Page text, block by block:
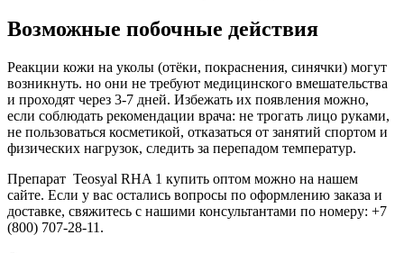
Возможные побочные действия
Реакции кожи на уколы (отёки, покраснения, синячки) могут
возникнуть. но они не требуют медицинского вмешательства
и проходят через 3-7 дней. Избежать их появления можно,
если соблюдать рекомендации врача: не трогать лицо руками,
не пользоваться косметикой, отказаться от занятий спортом и
физических нагрузок, следить за перепадом температур.
Препарат Teosyal RHA 1 купить оптом можно на нашем
сайте. Если у вас остались вопросы по оформлению заказа и
доставке, свяжитесь с нашими консультантами по номеру: +7
(800) 707-28-11.